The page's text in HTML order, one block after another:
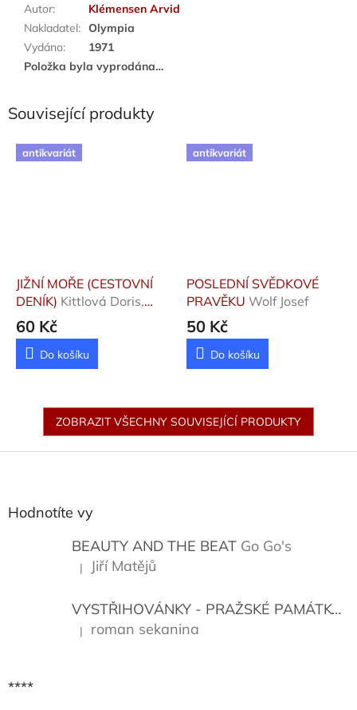
Autor:
Klémensen Arvid
Nakladatel: Olympia
Vydáno:
1971
Položka byla vyprodána…
Související produkty
antikvariát
JIŽNÍ MOŘE (CESTOVNÍ
DENÍK) Kittlová Doris,
Kittel Bernhard
60 Kč
Do košíku
antikvariát
POSLEDNÍ SVĚDKOVÉ
PRAVĚKU Wolf Josef
50 Kč
Do košíku
ZOBRAZIT VŠECHNY SOUVISEJÍCÍ PRODUKTY
Hodnotíte vy
BEAUTY AND THE BEAT Go Go's
Hodnocení produktu je 5 z 5 hvězdiček.
| Jiří Matějů
VYSTŘIHOVÁNKY - PRAŽSKÉ PAMÁTKY
Hodnocení produktu je 5 z 5 hvězdiček.
| roman sekanina
****